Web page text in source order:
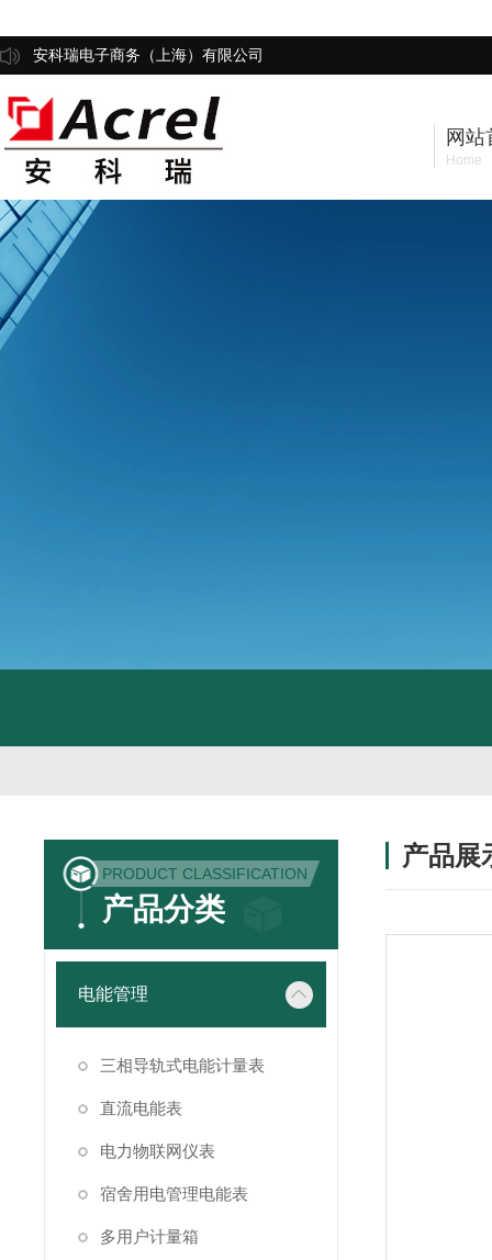
安科瑞电子商务（上海）有限公司
网站
Home
PRODUCT CLASSIFICATION
产品分类
电能管理
三相导轨式电能计量表
直流电能表
电力物联网仪表
宿舍用电管理电能表
多用户计量箱
产品展